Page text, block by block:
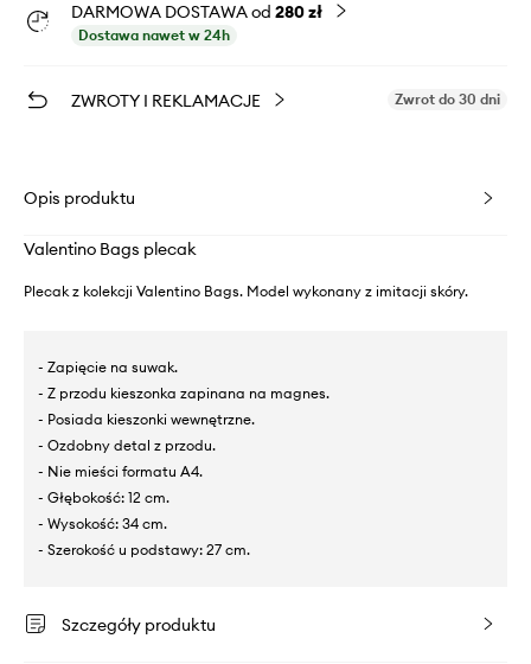
DARMOWA DOSTAWA od 280 zł
Dostawa nawet w 24h
ZWROTY I REKLAMACJE Zwrot do 30 dni
Opis produktu
Valentino Bags plecak
Plecak z kolekcji Valentino Bags. Model wykonany z imitacji skóry.
- Zapięcie na suwak.
- Z przodu kieszonka zapinana na magnes.
- Posiada kieszonki wewnętrzne.
- Ozdobny detal z przodu.
- Nie mieści formatu A4.
- Głębokość: 12 cm.
- Wysokość: 34 cm.
- Szerokość u podstawy: 27 cm.
Szczegóły produktu